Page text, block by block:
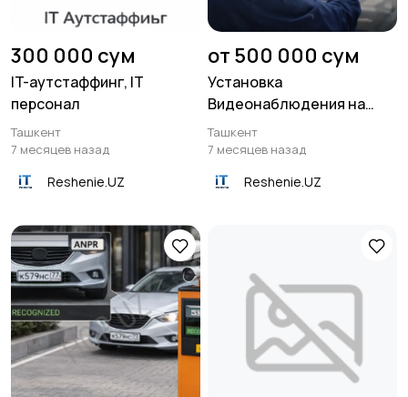
300 000 сум
IT-аутстаффинг, IT
персонал
Ташкент
7 месяцев назад
Reshenie.UZ
от 500 000 сум
Установка
Видеонаблюдения на
производстве
Ташкент
7 месяцев назад
Reshenie.UZ